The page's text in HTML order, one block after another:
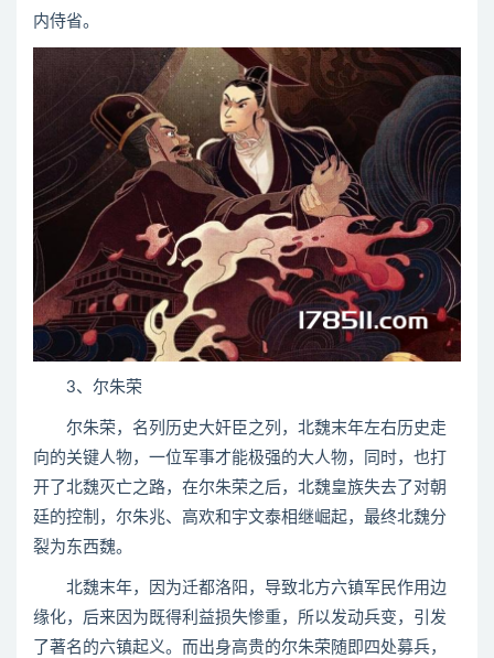
内侍省。
3、尔朱荣
尔朱荣，名列历史大奸臣之列，北魏末年左右历史走
向的关键人物，一位军事才能极强的大人物，同时，也打
开了北魏灭亡之路，在尔朱荣之后，北魏皇族失去了对朝
廷的控制，尔朱兆、高欢和宇文泰相继崛起，最终北魏分
裂为东西魏。
北魏末年，因为迁都洛阳，导致北方六镇军民作用边
缘化，后来因为既得利益损失惨重，所以发动兵变，引发
了著名的六镇起义。而出身高贵的尔朱荣随即四处募兵，